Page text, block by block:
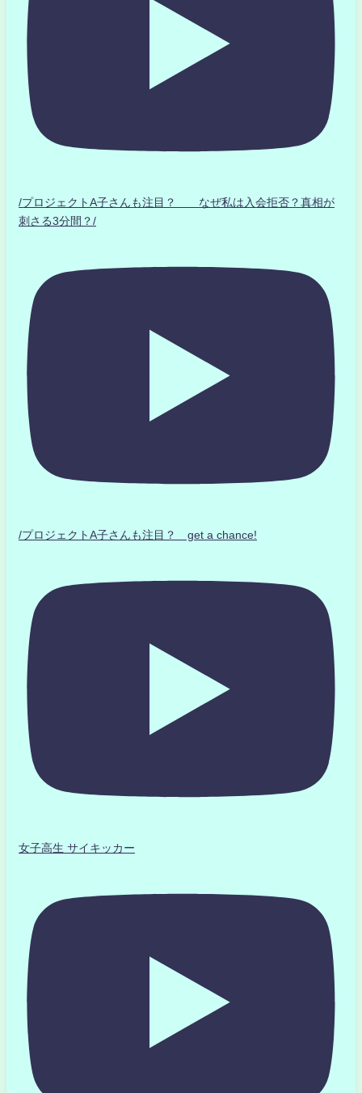
/プロジェクトA子さんも注目？ なぜ私は入会拒否？真相が
刺さる3分間？/
/プロジェクトA子さんも注目？ get a chance!
女子高生 サイキッカー